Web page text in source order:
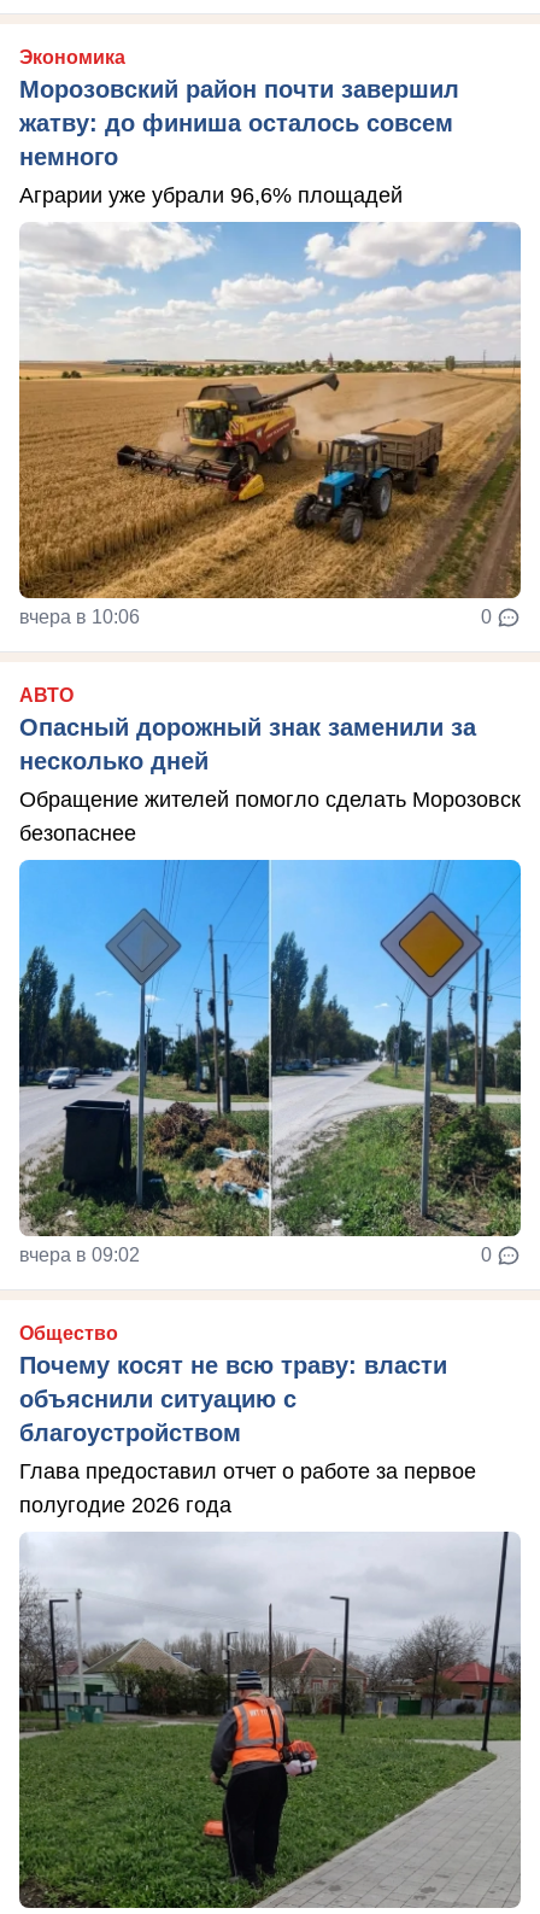
Экономика
Морозовский район почти завершил
жатву: до финиша осталось совсем
немного
Аграрии уже убрали 96,6% площадей
вчера в 10:06 0
АВТО
Опасный дорожный знак заменили за
несколько дней
Обращение жителей помогло сделать Морозовск
безопаснее
вчера в 09:02 0
Общество
Почему косят не всю траву: власти
объяснили ситуацию с
благоустройством
Глава предоставил отчет о работе за первое
полугодие 2026 года